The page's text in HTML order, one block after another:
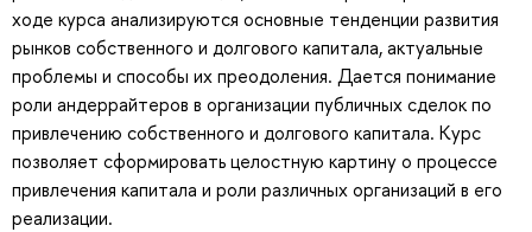
ходе курса анализируются основные тенденции развития
рынков собственного и долгового капитала, актуальные
проблемы и способы их преодоления. Дается понимание
роли андеррайтеров в организации публичных сделок по
привлечению собственного и долгового капитала. Курс
позволяет сформировать целостную картину о процессе
привлечения капитала и роли различных организаций в его
реализации.